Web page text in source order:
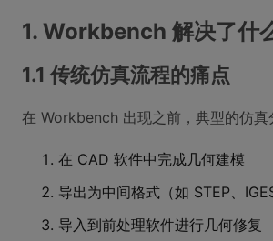
1. Workbench 解决了什
1.1 传统仿真流程的痛点
在 Workbench 出现之前，典型的仿
在 CAD 软件中完成几何建模
导出为中间格式（如 STEP、IGES
导入到前处理软件进行几何修复